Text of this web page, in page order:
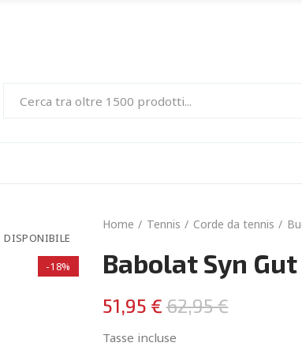
DISPONIBILE
-18%
Home Tennis Corde da tennis
Babolat Syn
51,95 €62,95 €
Tasse incluse